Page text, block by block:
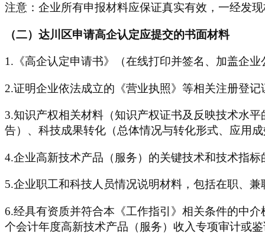
注意：企业所有申报材料应保证真实有效，一经发
（二） 达川区申请高企认定应提交的书面材料
1.《高企认定申请书》（在线打印并签名、加盖企业
2.证明企业依法成立的《营业执照》等相关注册登记
3.知识产权相关材料（知识产权证书及反映技术水
告）、科技成果转化（总体情况与转化形式、应用
4.企业高新技术产品（服务）的关键技术和技术指
5.企业职工和科技人员情况说明材料，包括在职、
6.经具有资质并符合本《工作指引》相关条件的中
个会计年度高新技术产品（服务）收入专项审计或